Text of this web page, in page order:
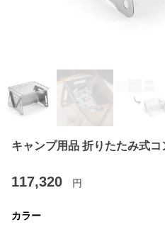
キャンプ用品 折りたたみ式
117,320 円
カラー